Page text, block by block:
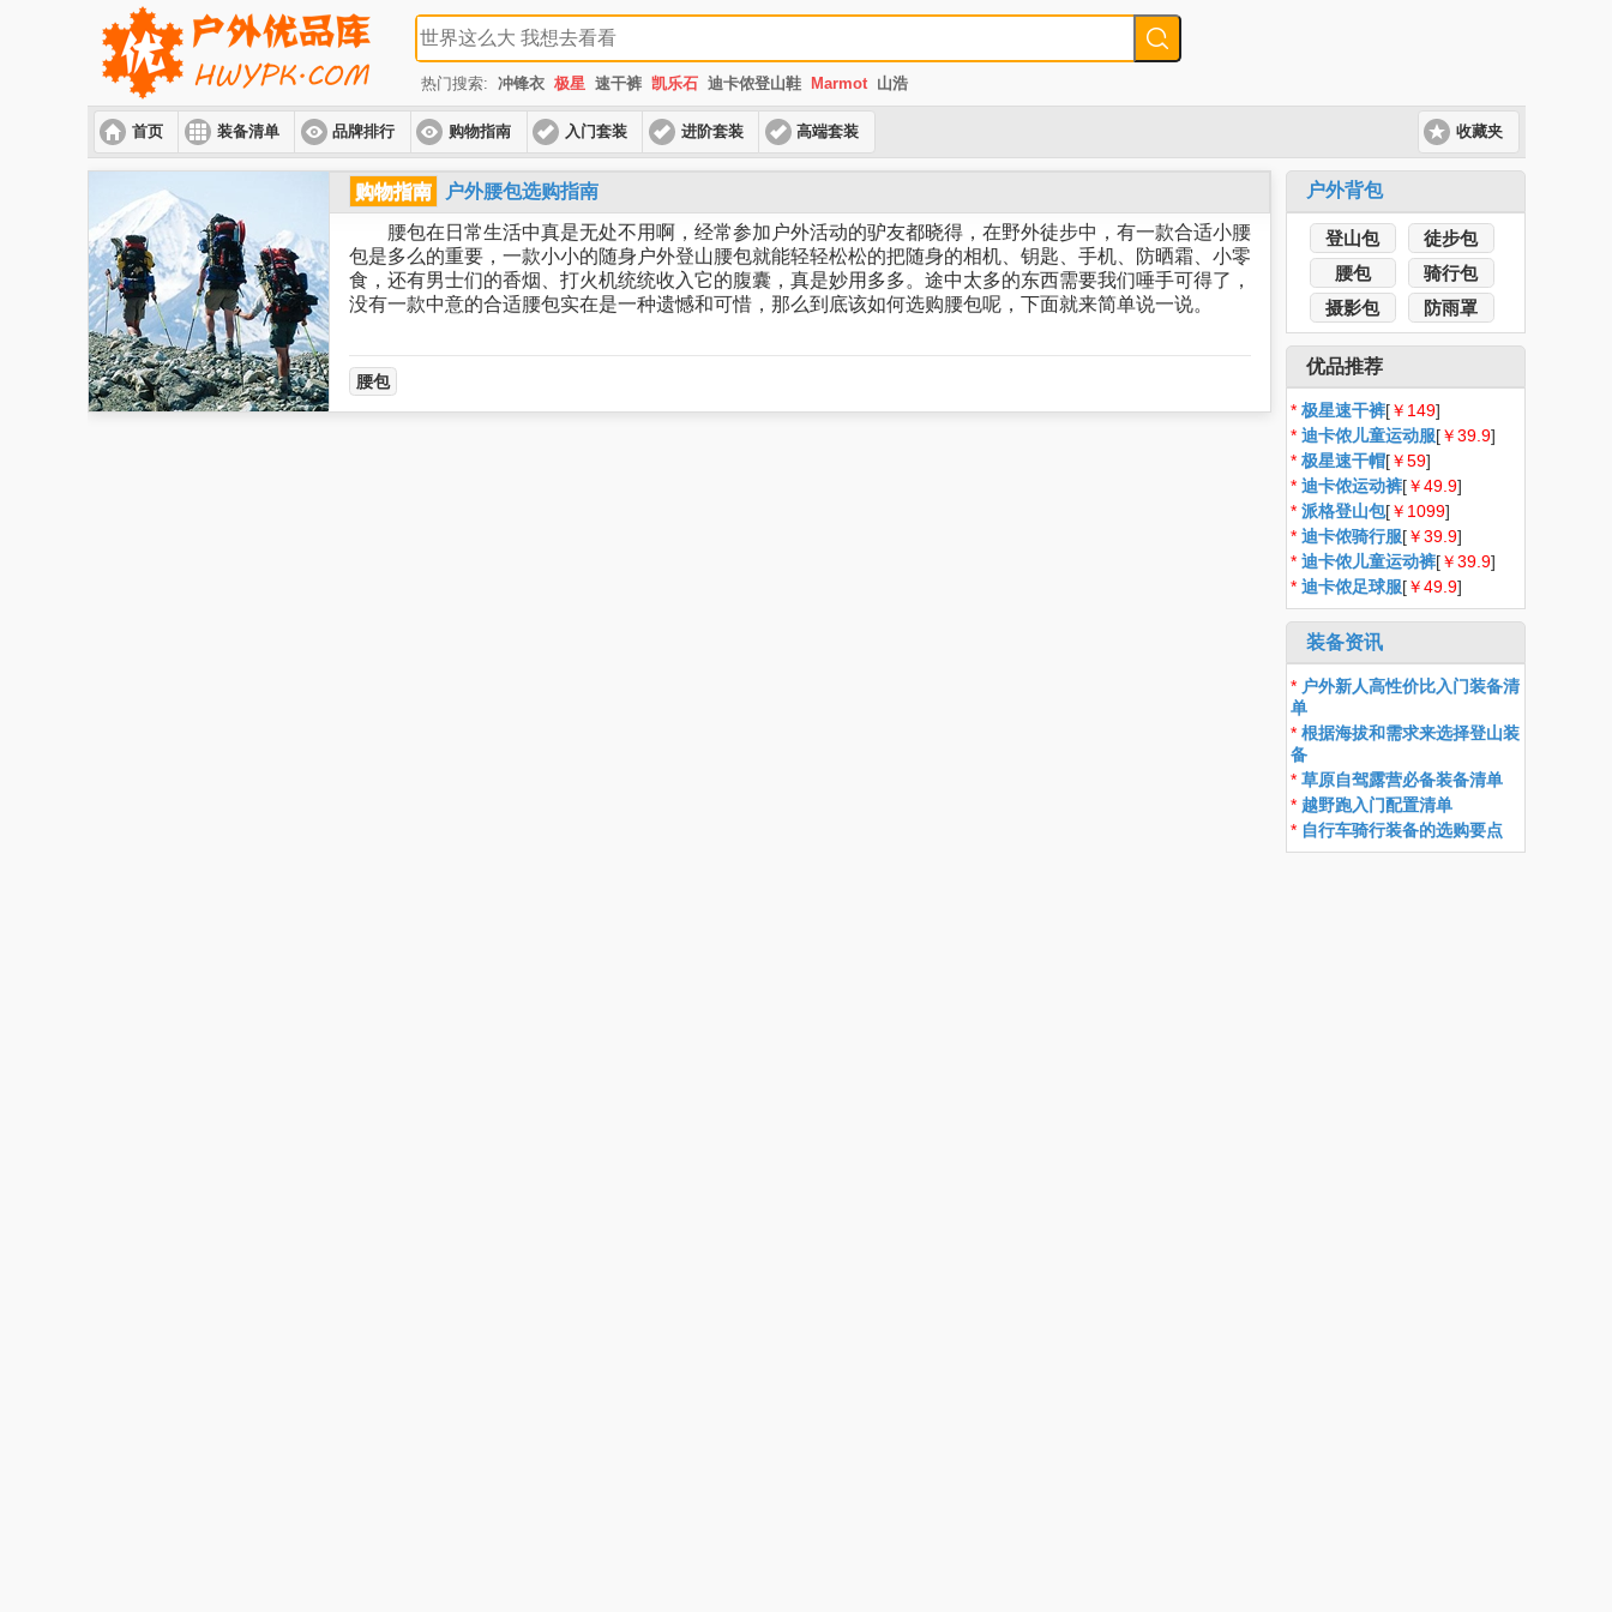
热门搜索: 冲锋衣 极星 速干裤 凯乐石 迪卡侬登山鞋 Marmot 山浩
首页 装备清单 品牌排行 购物指南 入门套装 进阶套装 高端套装 收藏夹
购物指南
户外腰包选购指南
腰包在日常生活中真是无处不用啊，经常参加户外活动的驴友都晓得，在野外徒步中，有一款合适小腰
包是多么的重要，一款小小的随身户外登山腰包就能轻轻松松的把随身的相机、钥匙、手机、防晒霜、小零
食，还有男士们的香烟、打火机统统收入它的腹囊，真是妙用多多。途中太多的东西需要我们唾手可得了，
没有一款中意的合适腰包实在是一种遗憾和可惜，那么到底该如何选购腰包呢，下面就来简单说一说。
腰包
户外背包
登山包
徒步包
腰包
骑行包
摄影包
防雨罩
优品推荐
* 极星速干裤[￥149]
* 迪卡侬儿童运动服[￥39.9]
* 极星速干帽[￥59]
* 迪卡侬运动裤[￥49.9]
* 派格登山包[￥1099]
* 迪卡侬骑行服[￥39.9]
* 迪卡侬儿童运动裤[￥39.9]
* 迪卡侬足球服[￥49.9]
装备资讯
* 户外新人高性价比入门装备清
单
* 根据海拔和需求来选择登山装
备
* 草原自驾露营必备装备清单
* 越野跑入门配置清单
* 自行车骑行装备的选购要点